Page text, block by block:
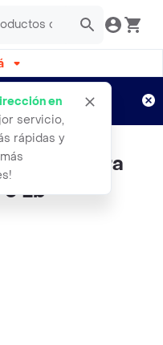
en
servicio,
rápidas y
Aplican TyC
Para
Lb